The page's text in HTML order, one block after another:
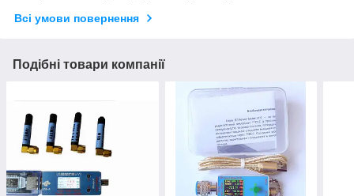
Всі умови повернення
Подібні товари компанії